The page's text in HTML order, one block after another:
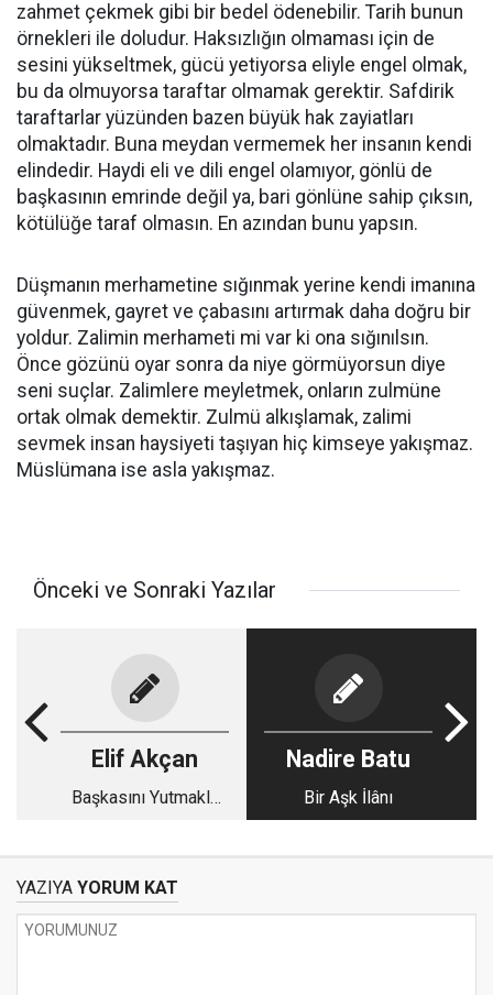
zahmet çekmek gibi bir bedel ödenebilir. Tarih bunun
örnekleri ile doludur. Haksızlığın olmaması için de
sesini yükseltmek, gücü yetiyorsa eliyle engel olmak,
bu da olmuyorsa taraftar olmamak gerektir. Safdirik
taraftarlar yüzünden bazen büyük hak zayiatları
olmaktadır. Buna meydan vermemek her insanın kendi
elindedir. Haydi eli ve dili engel olamıyor, gönlü de
başkasının emrinde değil ya, bari gönlüne sahip çıksın,
kötülüğe taraf olmasın. En azından bunu yapsın.
Düşmanın merhametine sığınmak yerine kendi imanına
güvenmek, gayret ve çabasını artırmak daha doğru bir
yoldur. Zalimin merhameti mi var ki ona sığınılsın.
Önce gözünü oyar sonra da niye görmüyorsun diye
seni suçlar. Zalimlere meyletmek, onların zulmüne
ortak olmak demektir. Zulmü alkışlamak, zalimi
sevmek insan haysiyeti taşıyan hiç kimseye yakışmaz.
Müslümana ise asla yakışmaz.
Önceki ve Sonraki Yazılar
Elif Akçan
Başkasını Yutmakla
Nadire Batu
Bir Aşk İlânı
YAZIYA YORUM KAT